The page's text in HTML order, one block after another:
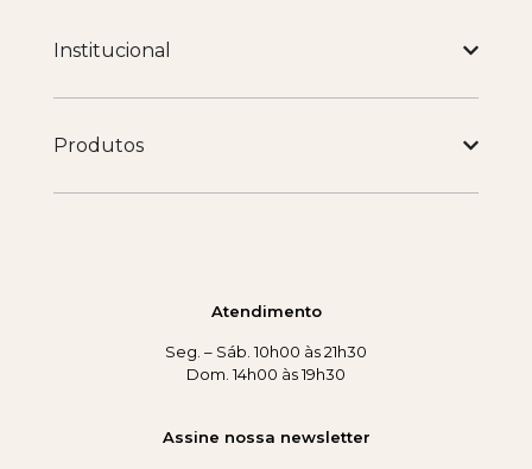
Institucional
Produtos
Atendimento
Seg. – Sáb. 10h00 às 21h30
Dom. 14h00 às 19h30
Assine nossa newsletter